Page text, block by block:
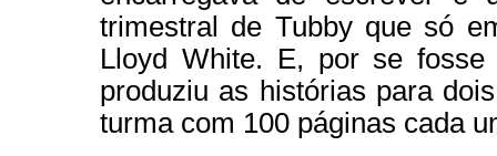
trimestral de Tubby que só
Lloyd White. E, por se
produziu as histórias para
turma com 100 páginas cada